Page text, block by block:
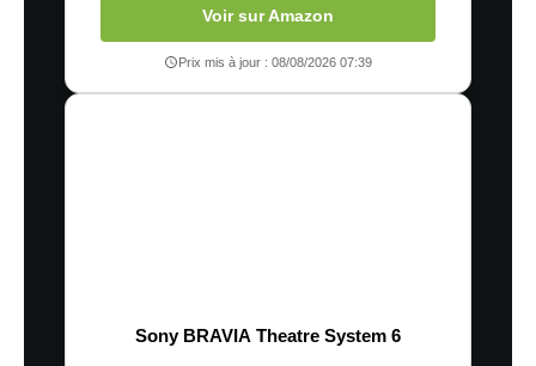
Voir sur Amazon
Prix mis à jour : 08/08/2026 07:39
Sony BRAVIA Theatre System 6